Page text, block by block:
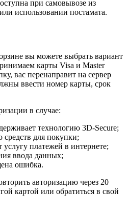
при самовывозе из
использовании постамата.
вы можете выбрать вариант
карты Visa и Master
вас перенаправит на сервер
ввести номер карты, срок
в случае:
технологию 3D-Secure;
средств для покупки;
платежей в интернете;
ввода данных;
ошибка.
авторизацию через 20
картой или обратиться в свой